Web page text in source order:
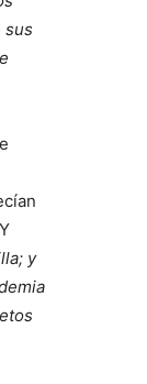
sus
y